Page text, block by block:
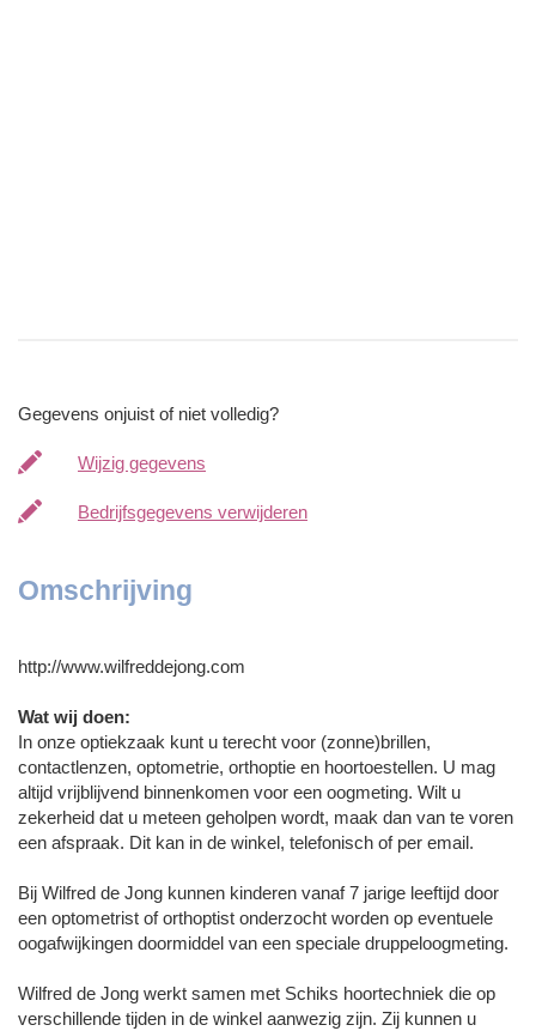
Gegevens onjuist of niet volledig?
Wijzig gegevens
Bedrijfsgegevens verwijderen
Omschrijving
http://www.wilfreddejong.com
Wat wij doen:
In onze optiekzaak kunt u terecht voor (zonne)brillen,
contactlenzen, optometrie, orthoptie en hoortoestellen. U mag
altijd vrijblijvend binnenkomen voor een oogmeting. Wilt u
zekerheid dat u meteen geholpen wordt, maak dan van te voren
een afspraak. Dit kan in de winkel, telefonisch of per email.
Bij Wilfred de Jong kunnen kinderen vanaf 7 jarige leeftijd door
een optometrist of orthoptist onderzocht worden op eventuele
oogafwijkingen doormiddel van een speciale druppeloogmeting.
Wilfred de Jong werkt samen met Schiks hoortechniek die op
verschillende tijden in de winkel aanwezig zijn. Zij kunnen u